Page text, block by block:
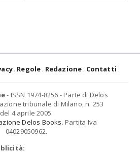
Regole Redazione Contatti
- ISSN 1974-8256 - Parte di Delos
tribunale di Milano, n. 253
del 4 aprile 2005.
Delos Books. Partita Iva
04029050962.